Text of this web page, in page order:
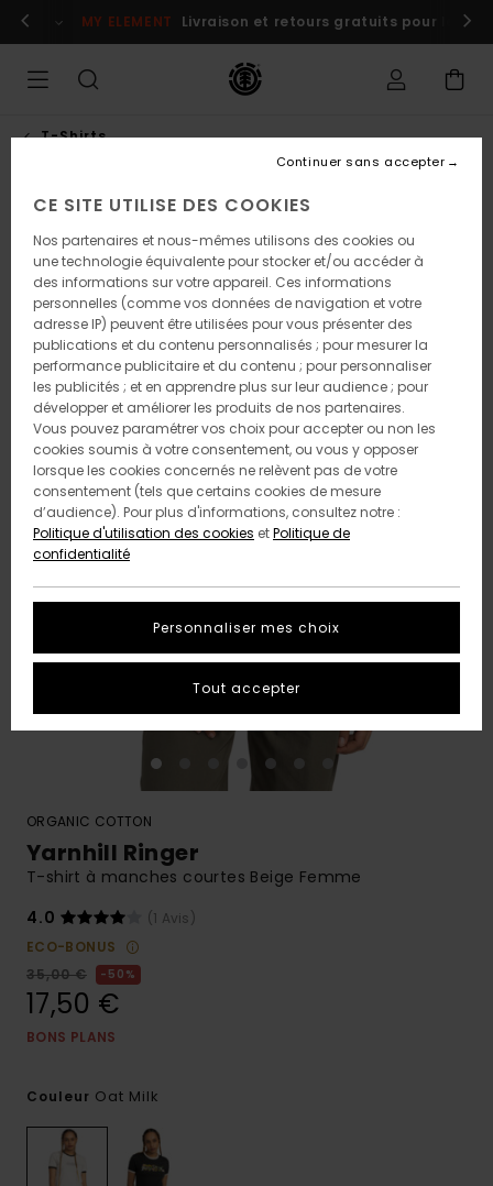
l'information
maintenantMY ELEMENT Livraison et retours gratuits pour les
T-Shirts
ORGANIC COTTON
Yarnhill Ringer
T-shirt à manches courtes Beige Femme
4.0
(1 Avis)
ECO-BONUS
35,00 €
50%
17,50 €
BONS PLANS
Couleur Oat Milk
CE SITE UTILISE DES COOKIES
Nos partenaires et nous-mêmes utilisons des cookies ou
une technologie équivalente pour stocker et/ou accéder à
des informations sur votre appareil. Ces informations
personnelles (comme vos données de navigation et votre
adresse IP) peuvent être utilisées pour vous présenter des
publications et du contenu personnalisés ; pour mesurer la
performance publicitaire et du contenu ; pour personnaliser
les publicités ; et en apprendre plus sur leur audience ; pour
développer et améliorer les produits de nos partenaires.
Vous pouvez paramétrer vos choix pour accepter ou non les
cookies soumis à votre consentement, ou vous y opposer
lorsque les cookies concernés ne relèvent pas de votre
consentement (tels que certains cookies de mesure
d’audience). Pour plus d'informations, consultez notre :
Politique d'utilisation des cookies etPolitique de
confidentialité
Personnaliser mes choix
Continuer sans accepter
Tout accepter